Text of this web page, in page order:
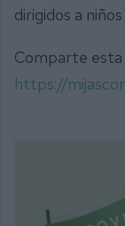
dirigidos a
Comparte esta
https://